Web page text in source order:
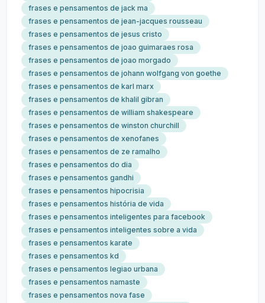
frases e pensamentos de jack ma
frases e pensamentos de jean-jacques rousseau
frases e pensamentos de jesus cristo
frases e pensamentos de joao guimaraes rosa
frases e pensamentos de joao morgado
frases e pensamentos de johann wolfgang von goethe
frases e pensamentos de karl marx
frases e pensamentos de khalil gibran
frases e pensamentos de william shakespeare
frases e pensamentos de winston churchill
frases e pensamentos de xenofanes
frases e pensamentos de ze ramalho
frases e pensamentos do dia
frases e pensamentos gandhi
frases e pensamentos hipocrisia
frases e pensamentos história de vida
frases e pensamentos inteligentes para facebook
frases e pensamentos inteligentes sobre a vida
frases e pensamentos karate
frases e pensamentos kd
frases e pensamentos legiao urbana
frases e pensamentos namaste
frases e pensamentos nova fase